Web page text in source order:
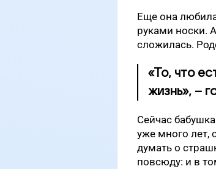
Еще она
руками носки.
сложилась.
«То, что
жизнь», –
Сейчас
уже много лет,
думать о
повсюду: и в